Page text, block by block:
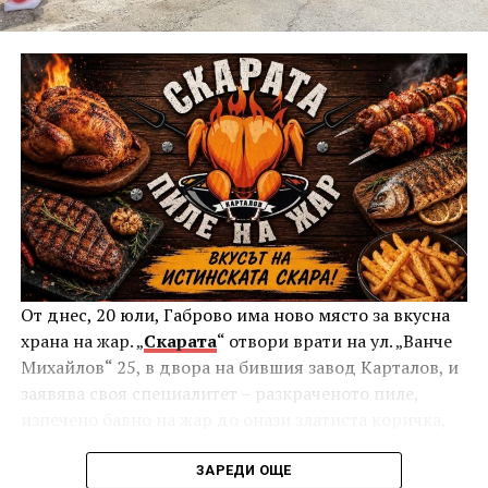
Паркингът ще бъде модернизиран с фотоволтаични
навеси, които ще генерират енергия за нуждите на
пазара, а калканите на околните сгради ще бъдат
трансформирани чрез нови обеми, които ще
приютят магазини, павилиони и помощни
помещения на второ и трето ниво.
Най-голямо търсене се очаква за шивачи, монтьори
на енергийни съоръжения и инсталации, работници
в производството на облекло, медицински сестри,
лекари, строителни инженери и мотокаристи.
Заявена е и потребност от работници без специална
От днес, 20 юли, Габрово има ново място за вкусна
храна на жар. „Скарата“ отвори врати на ул. „Ванче
Михайлов“ 25, в двора на бившия завод Карталов, и
заявява своя специалитет – разкраченото пиле,
ЗАРЕДИ ОЩЕ